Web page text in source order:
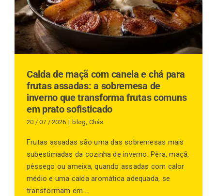
Finalização de compra
Exportação
Blog
Contato
Calda de maçã com canela e chá para
frutas assadas: a sobremesa de
inverno que transforma frutas comuns
em prato sofisticado
20 / 07 / 2026 | blog, Chás
Frutas assadas são uma das sobremesas mais
subestimadas da cozinha de inverno. Pêra, maçã,
pêssego ou ameixa, quando assadas com calor
médio e uma calda aromática adequada, se
transformam em ...